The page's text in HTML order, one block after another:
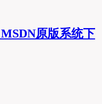
MSDN原版系统下